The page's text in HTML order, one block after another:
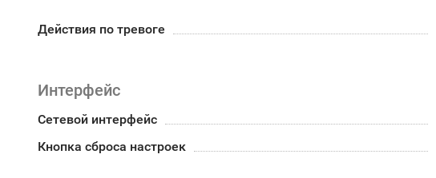
Действия по тревоге
Интерфейс
Сетевой интерфейс
Кнопка сброса настроек